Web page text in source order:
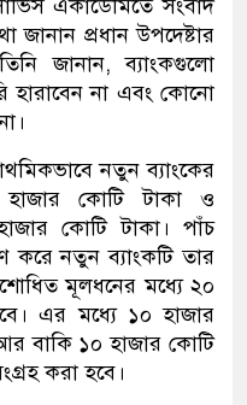
একাডেমিতে সংবাদ
প্রধান উপদেষ্টার
জানান, ব্যাংকগুলো
না এবং কোনো
নতুন ব্যাংকের
কোটি টাকা ও
কোটি টাকা। পাঁচ
করে নতুন ব্যাংকটি তার
মূলধনের মধ্যে ২০
এর মধ্যে ১০ হাজার
বাকি ১০ হাজার কোটি
করা হবে।